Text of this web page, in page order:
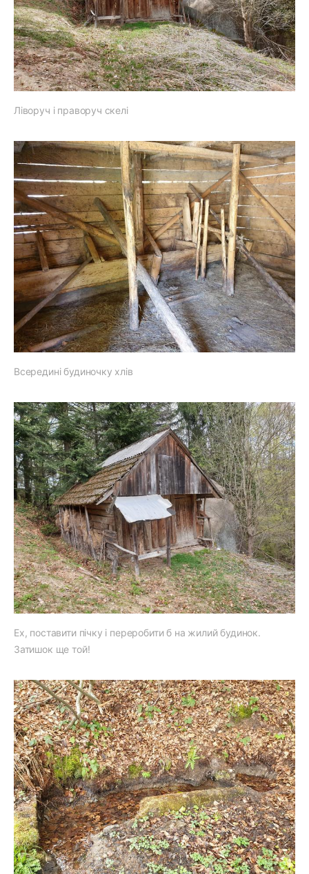
Ліворуч і праворуч скелі
Всередині будиночку хлів
Ех, поставити пічку і переробити б на жилий будинок.
Затишок ще той!